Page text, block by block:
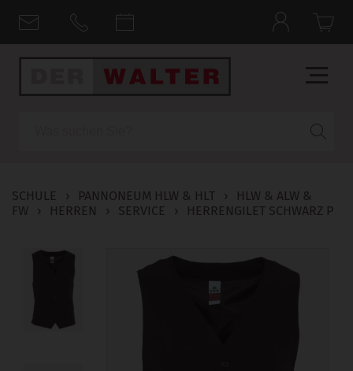
SCHULE › PANNONEUM HLW & HLT ›
HLW & ALW &
FW
› HERREN › SERVICE › HERRENGILET SCHWARZ P